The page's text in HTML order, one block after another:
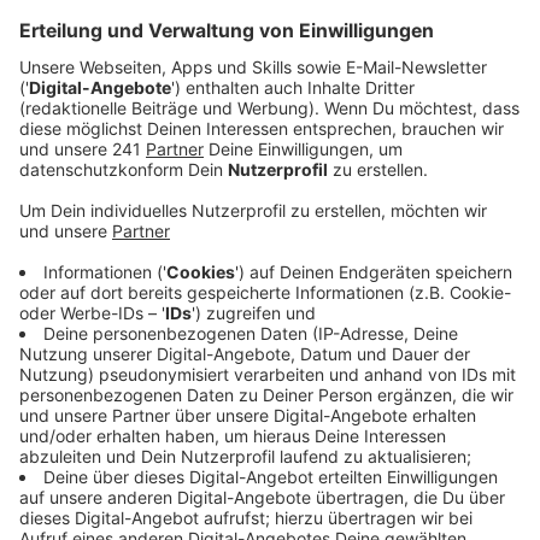
Anzeige
Auszug aus der neuen Folge seines Podcasts